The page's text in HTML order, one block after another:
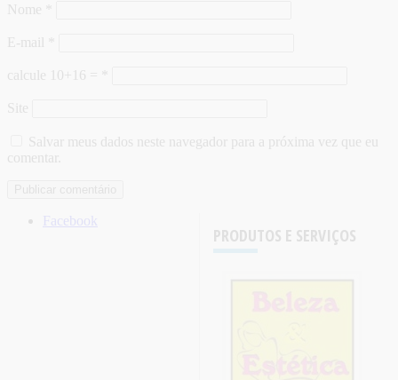
Nome
E-mail
calcule 10+16 =
Site
Salvar meus dados neste navegador para a próxima vez que eu
comentar.
PRODUTOS E SERVIÇOS
Facebook